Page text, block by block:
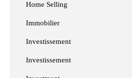
Home Selling
Immobilier
Investissement
Investissement